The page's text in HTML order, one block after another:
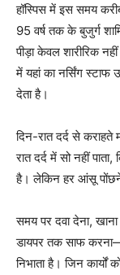
हॉस्पिस में इस समय
95 वर्ष तक के बुजुर्ग
पीड़ा केवल शारीरिक
में यहां का नर्सिंग
देता है।
दिन-रात दर्द से कराहते
रात दर्द में सो नहीं
है। लेकिन हर आंसू पोंछने
समय पर दवा देना,
डायपर तक साफ
निभाता है। जिन